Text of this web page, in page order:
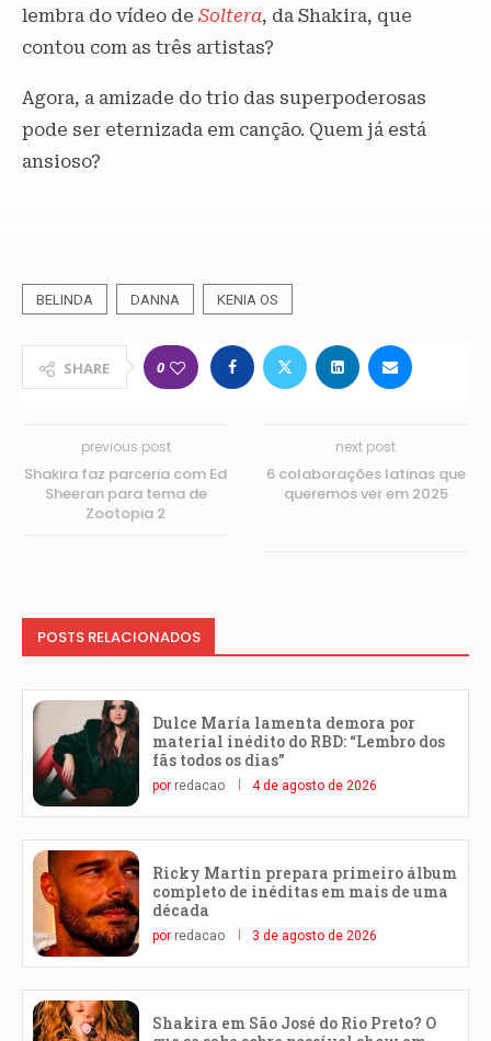
lembra do vídeo de Soltera, da Shakira, que
contou com as três artistas?
Agora, a amizade do trio das superpoderosas
pode ser eternizada em canção. Quem já está
ansioso?
BELINDA DANNA KENIA OS
SHARE 0
previous post
Shakira faz parceria com Ed
Sheeran para tema de
Zootopia 2
next post
6 colaborações latinas que
queremos ver em 2025
POSTS RELACIONADOS
Dulce María lamenta demora por
material inédito do RBD: “Lembro dos
fãs todos os dias”
por redacao 4 de agosto de 2026
Ricky Martin prepara primeiro álbum
completo de inéditas em mais de uma
década
por redacao 3 de agosto de 2026
Shakira em São José do Rio Preto? O